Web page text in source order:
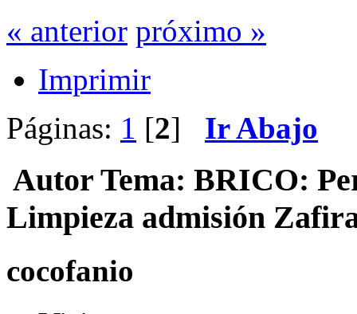
« anterior próximo »
Imprimir
Páginas: 1 [2] Ir Abajo
Autor Tema: BRICO:
Limpieza admisión
cocofanio